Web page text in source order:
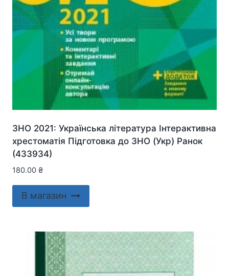
ЗНО 2021: Українська література Інтерактивна
хрестоматія Підготовка до ЗНО (Укр) Ранок
(433934)
180.00 ₴
В магазин